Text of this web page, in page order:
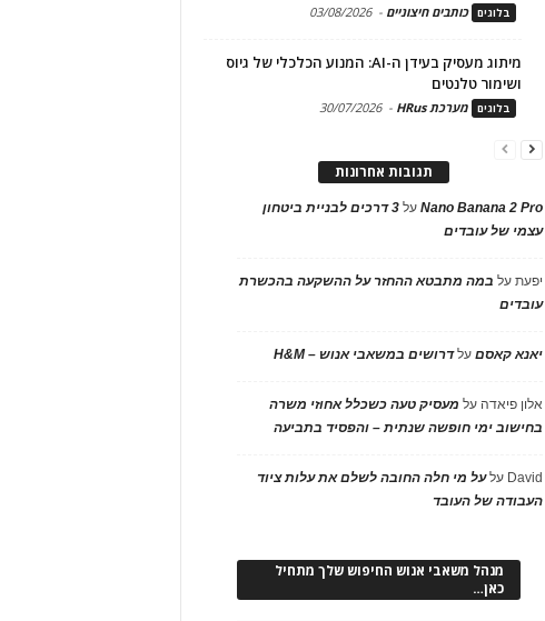
בלוגים כותבים חיצוניים -
03/08/2026
מיתוג מעסיק בעידן ה-AI: המנוע הכלכלי של גיוס
ושימור טלנטים
בלוגים מערכת HRus -
30/07/2026
תגובות אחרונות
Nano Banana 2 Proעל
3 דרכים לבניית ביטחון
עצמי של עובדים
יפעתעל במה מתבטא ההחזר על ההשקעה בהכשרת
עובדים
יאנא קאסםעלדרושים במשאבי אנוש – H&M
אלון פיאדה על מעסיק טעה כשכלל אחוזי משרה
בחישוב ימי חופשה שנתית – והפסיד בתביעה
David עלעל מי חלה החובה לשלם את עלות ציוד
העבודה של העובד
מנהל משאבי אנוש החיפוש שלך מתחיל
כאן…